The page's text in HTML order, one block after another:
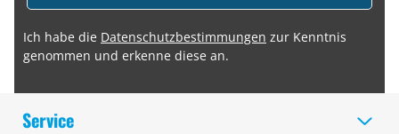
Ich habe die Datenschutzbestimmungen zur Kenntnis
genommen und erkenne diese an.
Service